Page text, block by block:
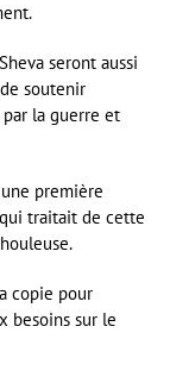
seront aussi
soutenir
la guerre et
première
traitait de cette
copie pour
besoins sur le